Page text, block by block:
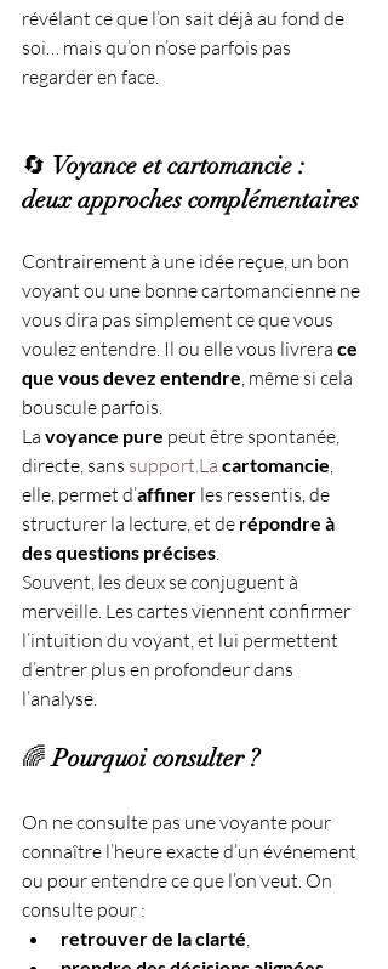
révélant ce que l’on sait déjà au fond de
soi… mais qu’on n’ose parfois pas
regarder en face.
🔄 Voyance et cartomancie :
deux approches complémentaires
Contrairement à une idée reçue, un bon
voyant ou une bonne cartomancienne ne
vous dira pas simplement ce que vous
voulez entendre. Il ou elle vous livrera ce
que vous devez entendre, même si cela
bouscule parfois.
La voyance pure peut être spontanée,
directe, sans support.La cartomancie,
elle, permet d’affiner les ressentis, de
structurer la lecture, et de répondre à
des questions précises.
Souvent, les deux se conjuguent à
merveille. Les cartes viennent confirmer
l’intuition du voyant, et lui permettent
d’entrer plus en profondeur dans
l’analyse.
🌈 Pourquoi consulter ?
On ne consulte pas une voyante pour
connaître l’heure exacte d’un événement
ou pour entendre ce que l’on veut. On
consulte pour :
retrouver de la clarté,